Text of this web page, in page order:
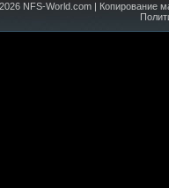
2026 NFS-World.com | Копирование